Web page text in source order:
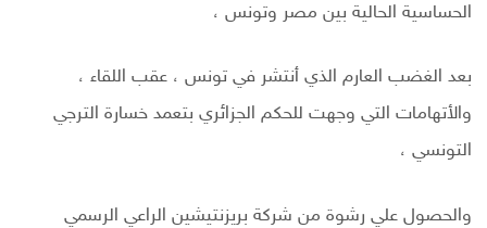
الحساسية الحالية بين مصر وتونس ،
بعد الغضب العارم الذي أنتشر في تونس ، عقب اللقاء ،
والأتهامات التي وجهت للحكم الجزائري بتعمد خسارة الترجي
التونسي ،
والحصول علي رشوة من شركة بريزنتيشين الراعي الرسمي